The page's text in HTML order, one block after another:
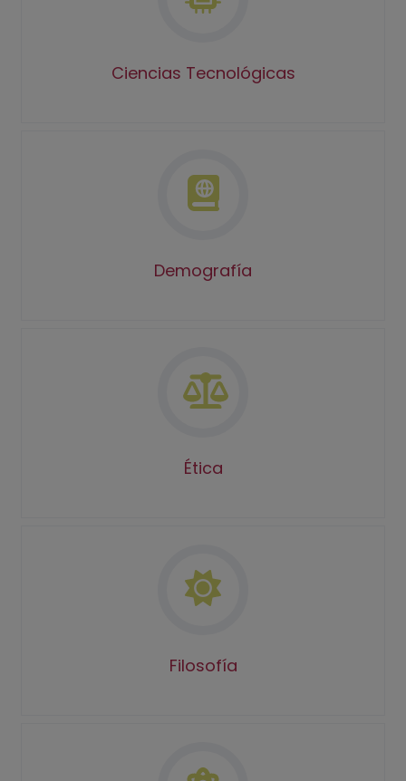
Ciencias Tecnológicas
Demografía
Ética
Filosofía